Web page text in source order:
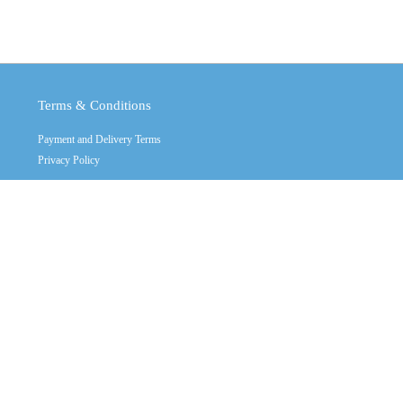
Terms & Conditions
Payment and Delivery Terms
Privacy Policy